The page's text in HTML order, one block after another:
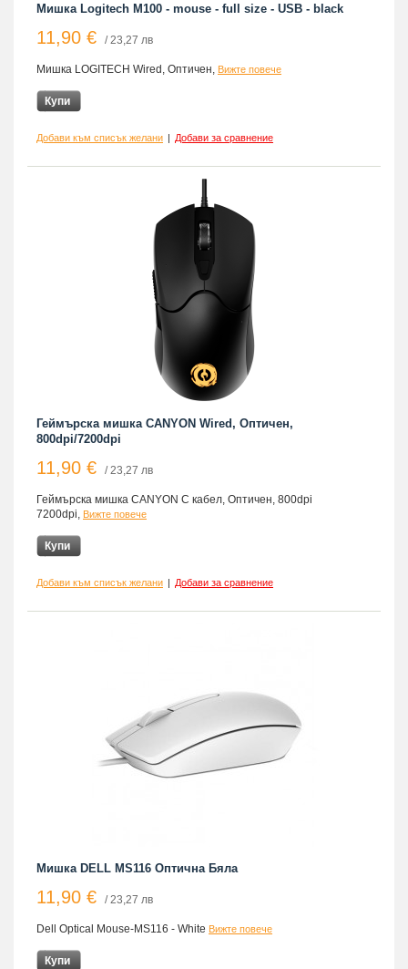
Мишка Logitech M100 - mouse - full size - USB - black
11,90 € / 23,27 лв
Мишка LOGITECH Wired, Оптичен, Вижте повече
Купи
Добави към списък желани Добави за сравнение
Геймърска мишка CANYON Wired, Оптичен,
800dpi/7200dpi
11,90 € / 23,27 лв
Геймърска мишка CANYON С кабел, Оптичен, 800dpi
7200dpi, Вижте повече
Купи
Добави към списък желани Добави за сравнение
Мишка DELL MS116 Оптична Бяла
11,90 € / 23,27 лв
Dell Optical Mouse-MS116 - White Вижте повече
Купи